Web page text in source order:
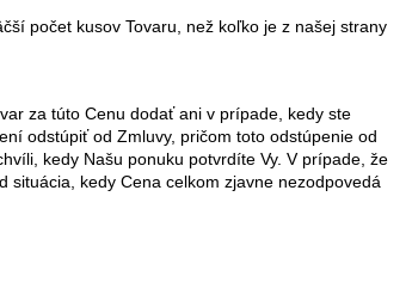
počet kusov Tovaru, než koľko je z našej strany
za túto Cenu dodať ani v prípade, kedy ste
odstúpiť od Zmluvy, pričom toto odstúpenie od
kedy Našu ponuku potvrdíte Vy. V prípade, že
kedy Cena celkom zjavne nezodpovedá